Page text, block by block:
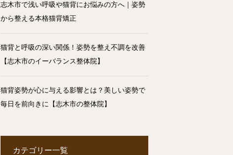
志木市で浅い呼吸や猫背にお悩みの方へ｜姿勢
から整える本格猫背矯正
猫背と呼吸の深い関係！姿勢を整え不調を改善
【志木市のイーバランス整体院】
猫背姿勢が心に与える影響とは？美しい姿勢で
毎日を前向きに【志木市の整体院】
カテゴリー一覧